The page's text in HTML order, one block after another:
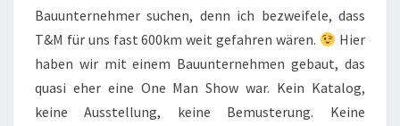
Bauunternehmer suchen, denn ich bezweifele, dass
T&M für uns fast 600km weit gefahren wären.
Hier
haben wir mit einem Bauunternehmen gebaut, das
quasi eher eine One Man Show war. Kein Katalog,
keine Ausstellung, keine Bemusterung. Keine